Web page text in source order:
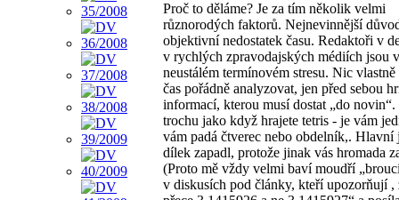
Proč to děláme? Je za tím několik velmi
různorodých faktorů. Nejnevinnější
objektivní nedostatek času. Redaktoři v
v rychlých zpravodajských médiích jsou v
neustálém termínovém stresu. Nic
čas pořádně analyzovat, jen před sebou
informací, kterou musí dostat „do novin“.
trochu jako když hrajete tetris - je vám
vám padá čtverec nebo obdelník,. Hlavní
dílek zapadl, protože jinak vás hromada
(Proto mě vždy velmi baví moudří
v diskusích pod články, kteří upozorňují ,